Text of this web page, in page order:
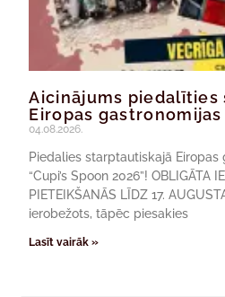
Aicinājums
Eiropas
04.08.2026.
Piedalies starptautiskajā
“Cupi’s Spoon 2026”! OBLIGĀTA
PIETEIKŠANĀS LĪDZ 17.
ierobežots, tāpēc piesakies
Lasīt vairāk »